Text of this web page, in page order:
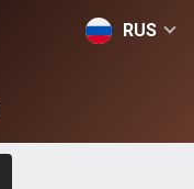
RUS